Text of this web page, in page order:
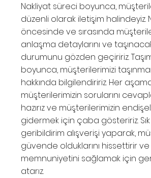
Nakliyat süreci boyunca,
düzenli olarak iletişim halindeyiz.
öncesinde ve sırasında
anlaşma detaylarını ve
durumunu gözden geçiririz.
boyunca, müşterilerimizi
hakkında bilgilendiririz. Her
müşterilerimizin sorularını
hazırız ve müşterilerimizin
gidermek için çaba gösteririz.
geribildirim alışverişi yaparak,
güvende olduklarını hissettirir ve
memnuniyetini sağlamak için
atarız.